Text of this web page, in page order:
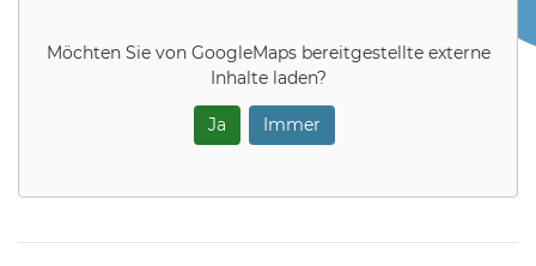
Möchten Sie von GoogleMapsbereitgestellte externe
Inhalte laden?
Ja Immer